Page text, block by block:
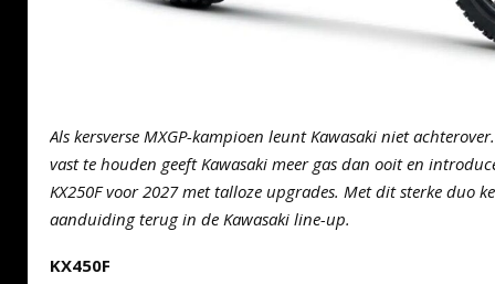
Als kersverse MXGP-kampioen leunt Kawasaki niet
vast te houden geeft Kawasaki meer gas dan ooit en
KX250F voor 2027 met talloze upgrades. Met dit sterke duo
aanduiding terug in de Kawasaki line-up.
KX450F